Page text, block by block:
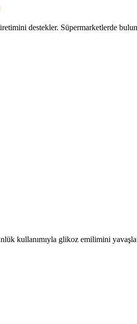
destekler. Süpermarketlerde
kullanımıyla glikoz emilimini